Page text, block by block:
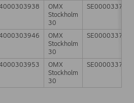
OMX
Stockholm
30
OMX
Stockholm
30
OMX
Stockholm
30